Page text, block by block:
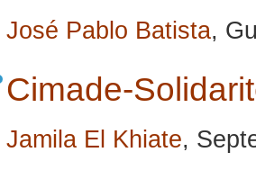
José Pablo Batista,
Cimade-
Jamila El Khiate,